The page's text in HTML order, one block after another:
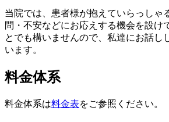
当院では、患者様が抱えていらっしゃ
問・不安などにお応えする機会を設け
とでも構いませんので、私達にお話し
います。
料金体系
料金体系は料金表をご参照ください。